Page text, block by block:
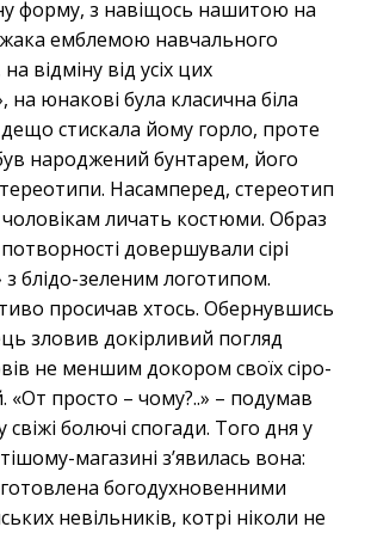
форму, з навіщось нашитою на
емблемою навчального
відміну від усіх цих
на юнакові була класична біла
стискала йому горло, проте
народжений бунтарем, його
Насамперед, стереотип
личать костюми. Образ
довершували сірі
з блідо-зеленим логотипом.
просичав хтось. Обернувшись
зловив докірливий погляд
не меншим докором своїх сіро-
«От просто – чому?..» – подумав
свіжі болючі спогади. Того дня у
магазині з’явилась вона:
богодухновенними
невільників, котрі ніколи не